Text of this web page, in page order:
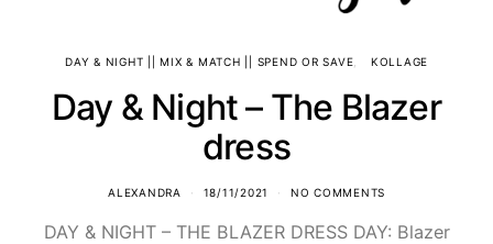
DAY & NIGHT || MIX & MATCH || SPEND OR SAVE KOLLAGE
Day & Night – The Blazer
dress
ALEXANDRA 18/11/2021 NO COMMENTS
DAY & NIGHT – THE BLAZER DRESS DAY: Blazer